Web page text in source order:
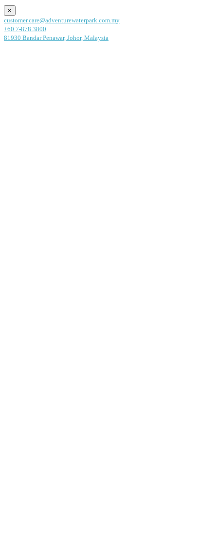
×
customer.care@adventurewaterpark.com.my
+60 7-878 3800
81930 Bandar Penawar, Johor, Malaysia